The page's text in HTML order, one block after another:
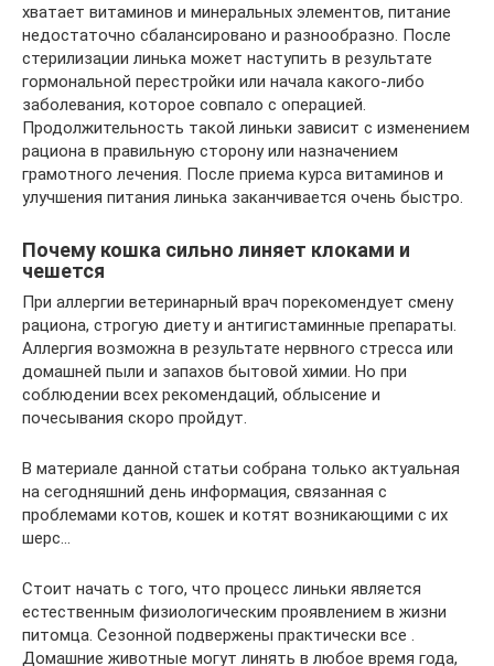
хватает витаминов и минеральных элементов, питание
недостаточно сбалансировано и разнообразно. После
стерилизации линька может наступить в результате
гормональной перестройки или начала какого-либо
заболевания, которое совпало с операцией.
Продолжительность такой линьки зависит с изменением
рациона в правильную сторону или назначением
грамотного лечения. После приема курса витаминов и
улучшения питания линька заканчивается очень быстро.
Почему кошка сильно линяет клоками и
чешется
При аллергии ветеринарный врач порекомендует смену
рациона, строгую диету и антигистаминные препараты.
Аллергия возможна в результате нервного стресса или
домашней пыли и запахов бытовой химии. Но при
соблюдении всех рекомендаций, облысение и
почесывания скоро пройдут.
В материале данной статьи собрана только актуальная
на сегодняшний день информация, связанная с
проблемами котов, кошек и котят возникающими с их
шерс…
Стоит начать с того, что процесс линьки является
естественным физиологическим проявлением в жизни
питомца. Сезонной подвержены практически все .
Домашние животные могут линять в любое время года,